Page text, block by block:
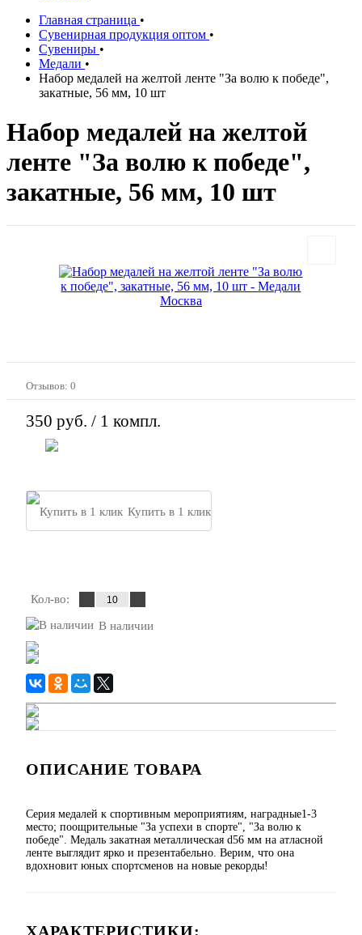
Главная страница •
Сувенирная продукция оптом •
Сувениры •
Медали •
Набор медалей на желтой ленте "За волю к победе",
закатные, 56 мм, 10 шт
Набор медалей на желтой
ленте "За волю к победе",
закатные, 56 мм, 10 шт
Отзывов: 0
350 руб. / 1 компл.
Купить в 1 клик
Кол-во:
В наличии
ОПИСАНИЕ ТОВАРА
Серия медалей к спортивным мероприятиям, наградные1-3
место; поощрительные "За успехи в спорте", "За волю к
победе". Медаль закатная металлическая d56 мм на атласной
ленте выглядит ярко и презентабельно. Верим, что она
вдохновит юных спортсменов на новые рекорды!
ХАРАКТЕРИСТИКИ: